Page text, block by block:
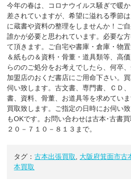
今年の春は、コロナウイルス騒ぎで暖
差されていますが、希望に溢れる季節
に蔵書や資料の整理をしませんか！ご
誰かが必要と思われています。必要な
て頂きます。ご自宅や書庫・倉庫・物
＆紙もの＆資料・骨董・道具類等、高
らののご処分をお考えでしたら、何卒
加盟店のおくだ書店にご用命下さい。
伺い致します。古文書、専門書、ＣＤ
書、資料、骨董、お道具等を求めてい
買取致します。ご指定の日時にお伺い
もOKです。お問い合わせは古本･古書
２０－７１０－８１３まで。
タグ：古本出張買取 大阪府箕面市古
本買取